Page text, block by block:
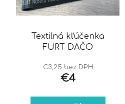
Textilná kľúčenka
FURT DAČO
€3,25 bez DPH
€4